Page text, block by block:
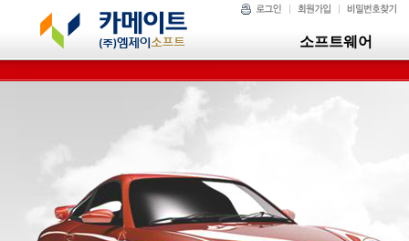
소프트웨어